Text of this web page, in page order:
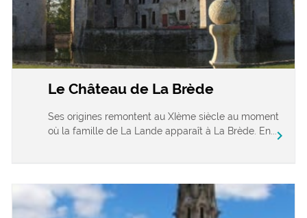
Le Château de La Brède
Ses origines remontent au XIème siècle au moment
où la famille de La Lande apparaît à La Brède. En...chevron_right